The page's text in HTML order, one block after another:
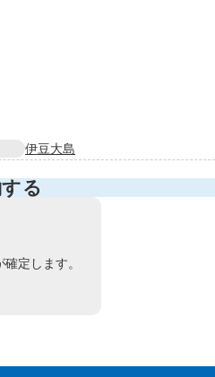
伊豆大島
る
定します。